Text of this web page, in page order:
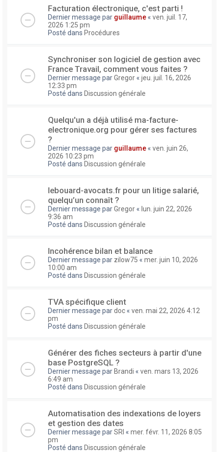
Facturation électronique, c'est parti !
Dernier message par guillaume « ven. juil. 17,
2026 1:25 pm
Posté dans Procédures
Synchroniser son logiciel de gestion avec
France Travail, comment vous faites ?
Dernier message parGregor « jeu. juil. 16, 2026
12:33 pm
Posté dans Discussion générale
Quelqu'un a déjà utilisé ma-facture-
electronique.org pour gérer ses factures
?
Dernier message par guillaume « ven. juin 26,
2026 10:23 pm
Posté dans Discussion générale
lebouard-avocats.fr pour un litige salarié,
quelqu’un connaît ?
Dernier message parGregor « lun. juin 22, 2026
9:36 am
Posté dans Discussion générale
Incohérence bilan et balance
Dernier message par zilow75 « mer. juin 10, 2026
10:00 am
Posté dans Discussion générale
TVA spécifique client
Dernier message pardoc « ven. mai 22, 2026 4:12
pm
Posté dans Discussion générale
Générer des fiches secteurs à partir d'une
base PostgreSQL ?
Dernier message par Brandi « ven. mars 13, 2026
6:49 am
Posté dans Discussion générale
Automatisation des indexations de loyers
et gestion des dates
Dernier message parSRI « mer. févr. 11, 2026 8:05
pm
Posté dans Discussion générale